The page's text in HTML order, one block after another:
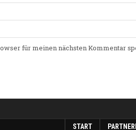
für meinen nächsten Kommentar
START